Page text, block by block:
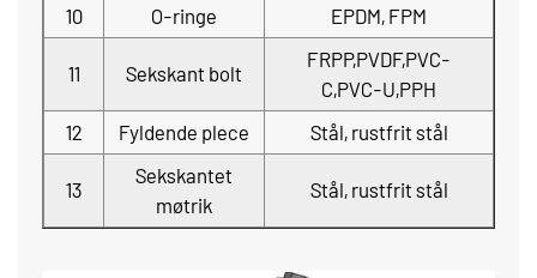
10
O-ringe EPDM, FPM
11 Sekskant bolt
FRPP,PVDF,PVC-
C,PVC-U,PPH
12
Fyldende plece Stål, rustfrit stål
13
Sekskantet
møtrik
Stål, rustfrit stål